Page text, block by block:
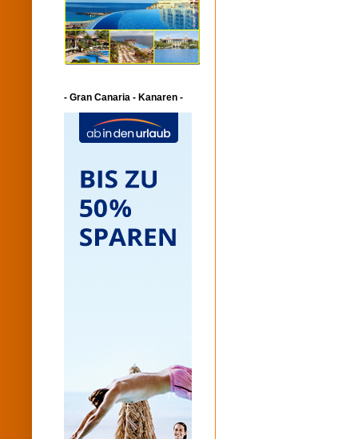
- Gran Canaria - Kanaren -